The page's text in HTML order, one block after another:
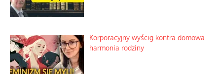
Korporacyjny wyścig kontra domowa
harmonia rodziny